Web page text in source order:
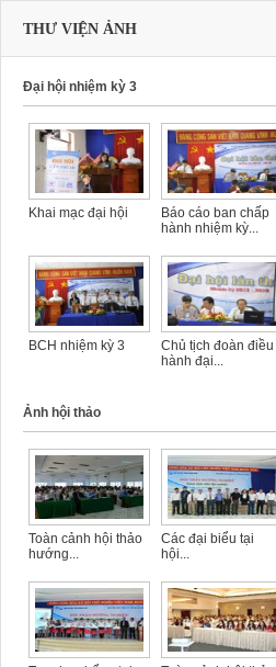
THƯ VIỆN ẢNH
Đại hội nhiệm kỳ 3
Khai mạc đại hội
Báo cáo ban chấp
hành nhiệm kỳ...
BCH nhiệm kỳ 3
Chủ tịch đoàn điều
hành đại...
Ảnh hội thảo
Toàn cảnh hội thảo
hướng...
Các đại biểu tại
hội...